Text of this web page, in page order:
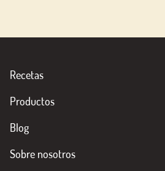
Recetas
Productos
Blog
Sobre nosotros